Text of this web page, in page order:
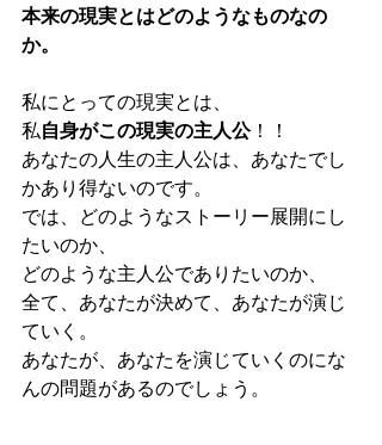
本来の現実とはどのようなものなの
か。
私にとっての現実とは、
私自身がこの現実の主人公！！
あなたの人生の主人公は、あなたでし
かあり得ないのです。
では、どのようなストーリー展開にし
たいのか、
どのような主人公でありたいのか、
全て、あなたが決めて、あなたが演じ
ていく。
あなたが、あなたを演じていくのにな
んの問題があるのでしょう。